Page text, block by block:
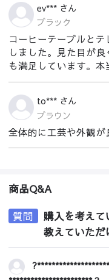
ev*** さん
ブラック
コーヒーテーブルと
しました。見た目が
も満足しています。本
to*** さん
ブラウン
全体的に工芸や外観が
商品Q&A
質問
購入を考えて
教えていただ